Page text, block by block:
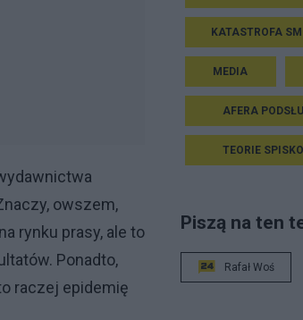
owszem,
rynku prasy, ale to
Ponadto,
raczej epidemię
KATASTROFA
MEDIA
AFERA
TEORIE
Piszą na ten
Rafał Woś